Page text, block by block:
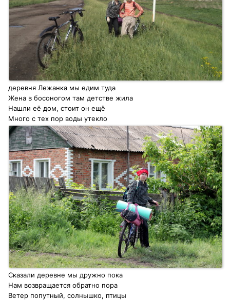
деревня Лежанка мы едим туда
Жена в босоногом там детстве жила
Нашли её дом, стоит он ещё
Много с тех пор воды утекло
Сказали деревне мы дружно пока
Нам возвращается обратно пора
Ветер попутный, солнышко, птицы